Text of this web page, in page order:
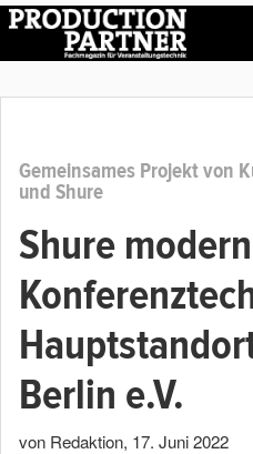
Gemeinsames Projekt von
und Shure
Shure
Berlin e.V.
von Redaktion, 17. Juni 2022